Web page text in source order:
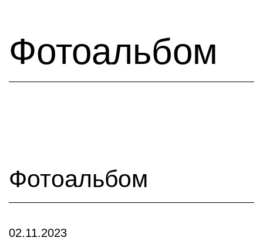
Фотоальбом
Фотоальбом
02.11.2023